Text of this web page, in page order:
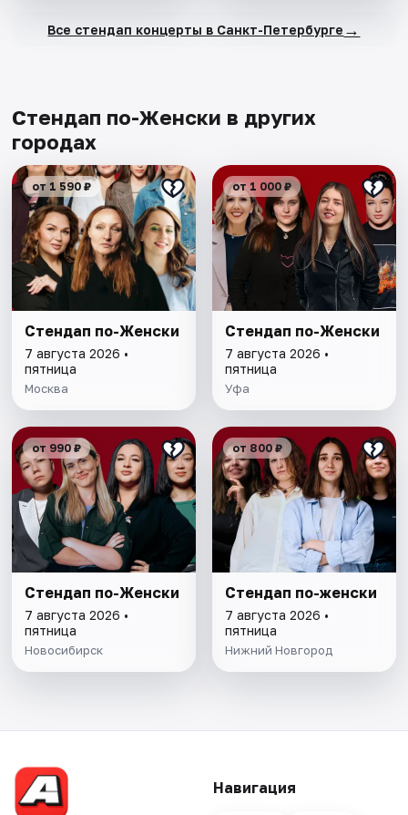
Все стендап концерты в Санкт-Петербурге →
Стендап по-Женски в других
городах
от 1 590 ₽
Стендап по-Женски
7 августа 2026 •
пятница
Москва
от 1 000 ₽
Стендап по-Женски
7 августа 2026 •
пятница
Уфа
от 990 ₽
Стендап по-Женски
7 августа 2026 •
пятница
Новосибирск
от 800 ₽
Стендап по-женски
7 августа 2026 •
пятница
Нижний Новгород
Навигация